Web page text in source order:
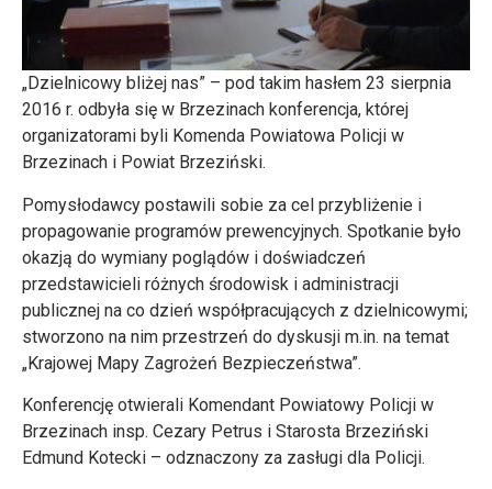
„Dzielnicowy bliżej nas” – pod takim hasłem 23 sierpnia
2016 r. odbyła się w Brzezinach konferencja, której
organizatorami byli Komenda Powiatowa Policji w
Brzezinach i Powiat Brzeziński.
Pomysłodawcy postawili sobie za cel przybliżenie i
propagowanie programów prewencyjnych. Spotkanie było
okazją do wymiany poglądów i doświadczeń
przedstawicieli różnych środowisk i administracji
publicznej na co dzień współpracujących z dzielnicowymi;
stworzono na nim przestrzeń do dyskusji m.in. na temat
„Krajowej Mapy Zagrożeń Bezpieczeństwa”.
Konferencję otwierali Komendant Powiatowy Policji w
Brzezinach insp. Cezary Petrus i Starosta Brzeziński
Edmund Kotecki – odznaczony za zasługi dla Policji.